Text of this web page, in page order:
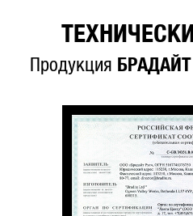
Продукция БРАДАЙТ